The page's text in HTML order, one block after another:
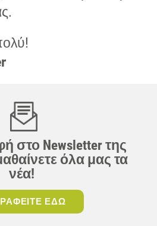
στο Newsletter της
όλα μας τα
νέα!
ΕΔΩ